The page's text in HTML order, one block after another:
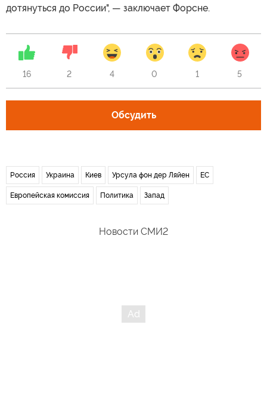
дотянуться до России", — заключает Форсне.
16 2 4 0 1 5
Обсудить
Россия Украина Киев Урсула фон дер Ляйен ЕС
Европейская комиссия Политика Запад
Новости СМИ2